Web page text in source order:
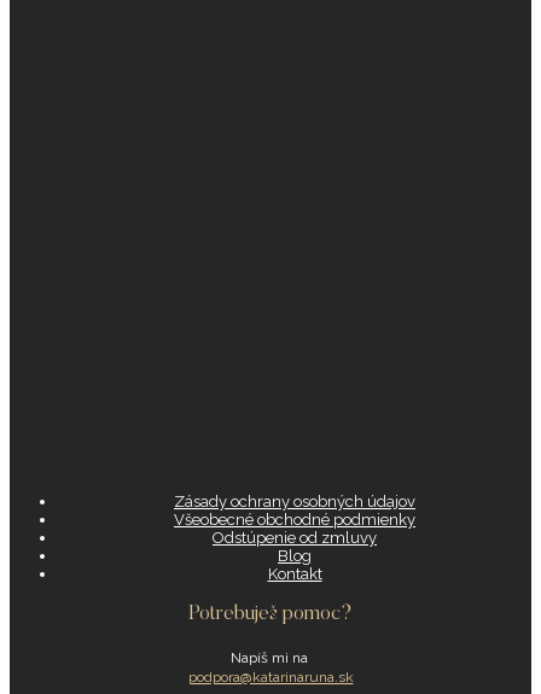
Zásady ochrany osobných údajov
Všeobecné obchodné podmienky
Odstúpenie od zmluvy
Blog
Kontakt
Potrebuješ pomoc?
Napíš mi na
podpora@katarinaruna.sk